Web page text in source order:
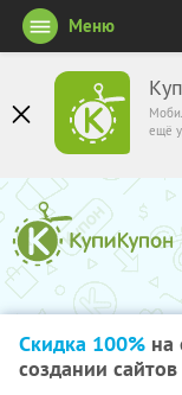
ещё
Меню
Скидка 100% на
создании